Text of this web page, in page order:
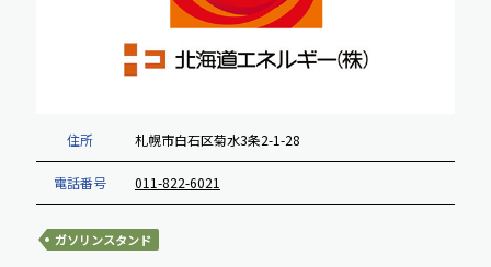
住所 札幌市白石区菊水3条2-1-28
電話番号 011-822-6021
ガソリンスタンド